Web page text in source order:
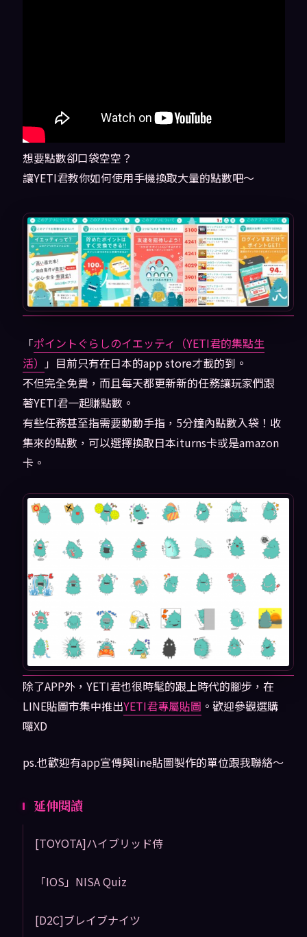
想要點數卻口袋空空？
讓YETI君教你如何使用手機換取大量的點數吧～
「ポイントぐらしのイエッティ（YETI君的集點生
活）
」目前只有在日本的app store才載的到。
不但完全免費，而且每天都更新新的任務讓玩家們跟
著YETI君一起賺點數。
有些任務甚至指需要動動手指，5分鐘內點數入袋！收
集來的點數，可以選擇換取日本iturns卡或是amazon
卡。
除了APP外，YETI君也很時髦的跟上時代的腳步，在
LINE貼圖市集中推出YETI君專屬貼圖 。歡迎參觀選購
囉XD
ps.也歡迎有app宣傳與line貼圖製作的單位跟我聯絡～
延伸閱讀
[TOYOTA]ハイブリッド侍
「IOS」NISA Quiz
[D2C]ブレイブナイツ